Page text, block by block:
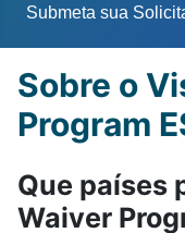
Submeta sua
Sobre o
Program
Que países
Waiver